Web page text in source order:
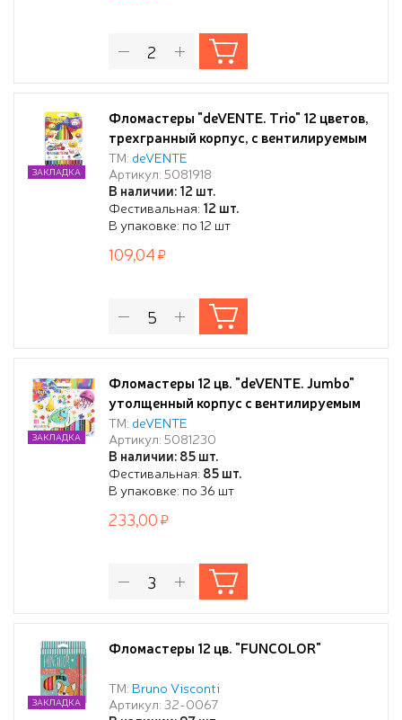
Фломастеры "deVENTE. Trio" 12 цветов,
трехгранный корпус, с вентилируемым
колпачком, в картонной коробке с
подвесом
ТМ: deVENTE
Артикул: 5081918
В наличии: 12 шт.
Фестивальная: 12 шт.
В упаковке: по 12 шт
ЗАКЛАДКА
109,04
Фломастеры 12 цв. "deVENTE. Jumbo"
утолщенный корпус с вентилируемым
колпачком, с запечаткой на корпусе, в
к/к
ТМ: deVENTE
Артикул: 5081230
В наличии: 85 шт.
Фестивальная: 85 шт.
В упаковке: по 36 шт
ЗАКЛАДКА
233,00
Фломастеры 12 цв. "FUNCOLOR"
ТМ: Bruno Visconti
Артикул: 32-0067
ЗАКЛАДКА